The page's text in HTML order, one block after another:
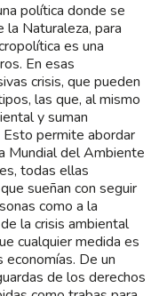
política donde se
Naturaleza, para
es una
En esas
crisis, que pueden
las que, al mismo
y suman
permite abordar
Mundial del Ambiente
todas ellas
sueñan con seguir
como a la
la crisis ambiental
cualquier medida es
De un
de los derechos